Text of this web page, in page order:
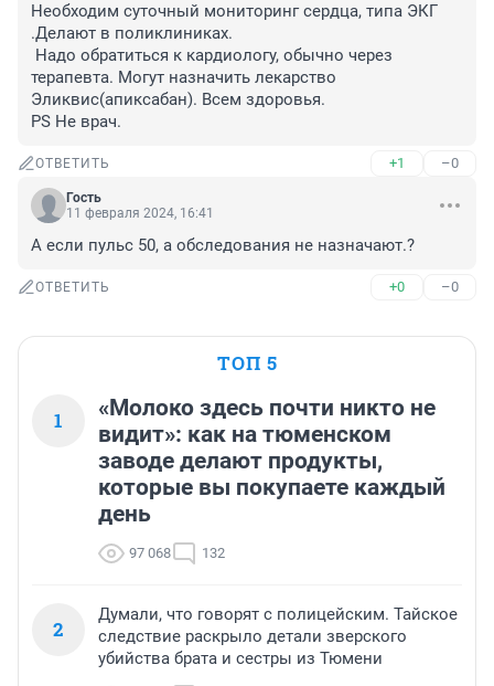
Необходим суточный мониторинг сердца, типа ЭКГ
.Делают в поликлиниках.
Надо обратиться к кардиологу, обычно через
терапевта. Могут назначить лекарство
Эликвис(апиксабан). Всем здоровья.
PS Не врач.
ОТВЕТИТЬ +1 –0
Гость
11 февраля 2024, 16:41
А если пульс 50, а обследования не назначают.?
ОТВЕТИТЬ +0 –0
ТОП 5
1
«Молоко здесь почти никто не
видит»: как на тюменском
заводе делают продукты,
которые вы покупаете каждый
день
97 068 132
2
Думали, что говорят с полицейским. Тайское
следствие раскрыло детали зверского
убийства брата и сестры из Тюмени